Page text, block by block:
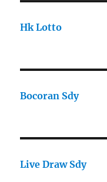
Hk Lotto
Bocoran Sdy
Live Draw Sdy